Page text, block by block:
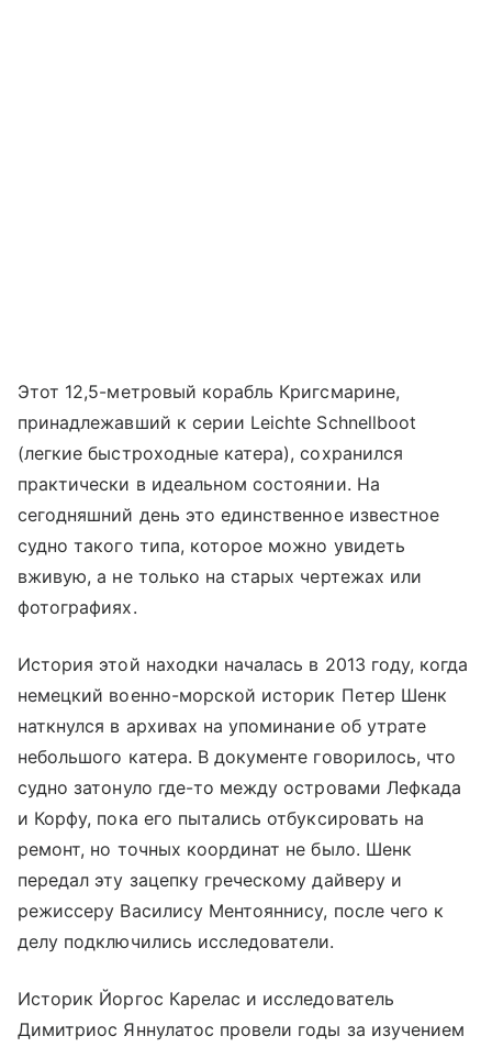
Этот 12,5-метровый корабль Кригсмарине,
принадлежавший к серии Leichte Schnellboot
(легкие быстроходные катера), сохранился
практически в идеальном состоянии. На
сегодняшний день это единственное известное
судно такого типа, которое можно увидеть
вживую, а не только на старых чертежах или
фотографиях.
История этой находки началась в 2013 году, когда
немецкий военно-морской историк Петер Шенк
наткнулся в архивах на упоминание об утрате
небольшого катера. В документе говорилось, что
судно затонуло где-то между островами Лефкада
и Корфу, пока его пытались отбуксировать на
ремонт, но точных координат не было. Шенк
передал эту зацепку греческому дайверу и
режиссеру Василису Ментояннису, после чего к
делу подключились исследователи.
Историк Йоргос Карелас и исследователь
Димитриос Яннулатос провели годы за изучением